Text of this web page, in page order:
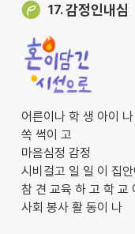
17.감정인내심
어른이나 학 생 아이
쏙 썩이 고
마음심정 감정
시비걸고 일 일 이 집안
참 견 교육 하 고 학 교
사회 봉사 활 동이 나